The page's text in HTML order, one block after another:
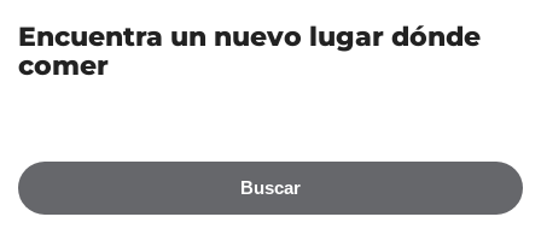
Encuentra un nuevo lugar dónde
comer
Buscar